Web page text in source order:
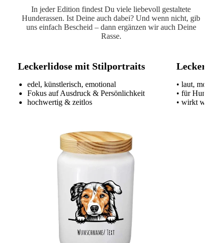
In jeder Edition findest Du viele liebevoll gestaltete
Hunderassen. Ist Deine auch dabei? Und wenn nicht, gib
uns einfach Bescheid – dann ergänzen wir auch Deine
Rasse.
Leckerlidose mit Stilportraits
edel, künstlerisch, emotional
Fokus auf Ausdruck & Persönlichkeit
hochwertig & zeitlos
• laut,
• für
• wirkt wie